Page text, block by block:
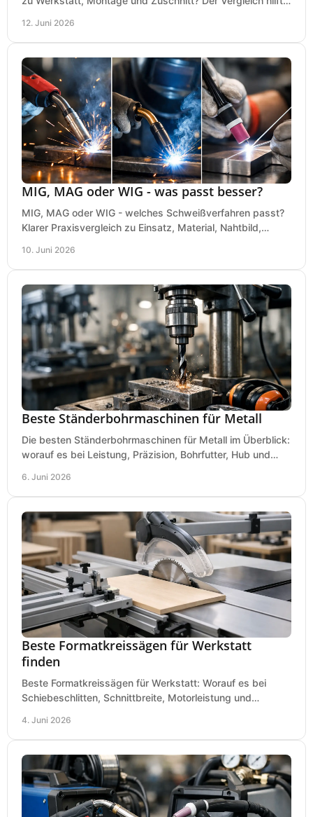
12. Juni 2026
MIG, MAG oder WIG - was passt besser?
MIG, MAG oder WIG - welches Schweißverfahren passt?
Klarer Praxisvergleich zu Einsatz, Material, Nahtbild,
10. Juni 2026
Beste Ständerbohrmaschinen für Metall
Die besten Ständerbohrmaschinen für Metall im Überblick:
worauf es bei Leistung, Präzision, Bohrfutter, Hub und
6. Juni 2026
Beste Formatkreissägen für Werkstatt
finden
Beste Formatkreissägen für Werkstatt: Worauf es bei
Schiebeschlitten, Schnittbreite, Motorleistung und
4. Juni 2026